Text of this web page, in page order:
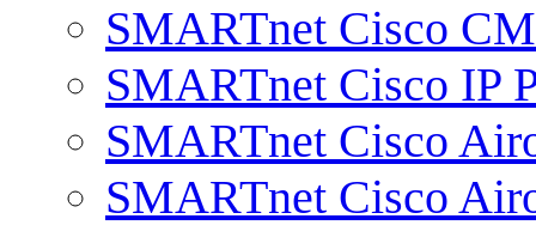
SMARTnet Cisco
SMARTnet Cisco IP
SMARTnet Cisco
SMARTnet Cisco